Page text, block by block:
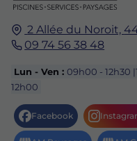
2 Allée du Noroit,
09 74 56 38 48
Lun - Ven :09h00 - 12h30
12h00